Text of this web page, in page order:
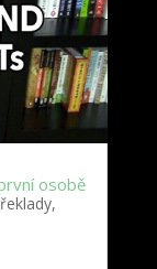
osobě